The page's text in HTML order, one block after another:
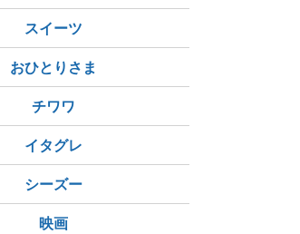
スイーツ
おひとりさま
チワワ
イタグレ
シーズー
映画